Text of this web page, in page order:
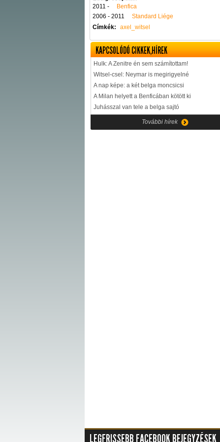
2011 -
Benfica
2006 - 2011
Standard Liége
Címkék:
axel_witsel
KAPCSOLÓDÓ CIKKEK,HÍREK
Hulk: A Zenitre én sem számítottam!
Witsel-csel: Neymar is megirigyelné
A nap képe: a két belga moncsicsi
A Milan helyett a Benficában kötött ki
Juhásszal van tele a belga sajtó
További hírek
LEGFRISSEBB FACEBOOK BEJEGYZÉSEK